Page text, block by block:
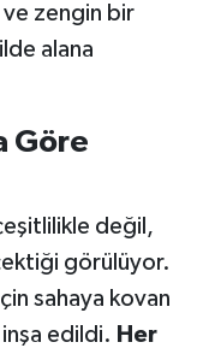
ve zengin bir
alana
Göre
değil,
görülüyor.
sahaya kovan
edildi. Her